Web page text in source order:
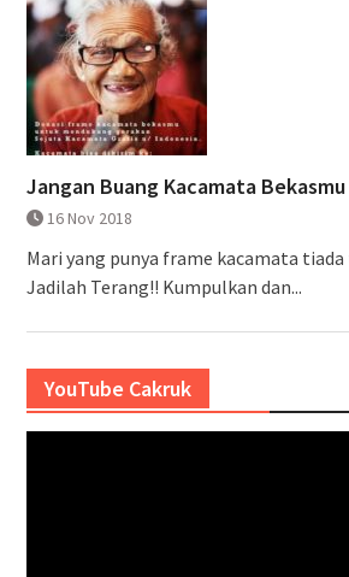
Jangan Buang Kacamata Bekasmu
16 Nov 2018
Mari yang punya frame kacamata
Jadilah Terang!! Kumpulkan dan...
YouTube Cakruk